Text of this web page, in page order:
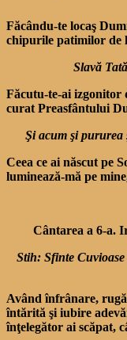
Făcându-te locaş
chipurile patimilor de
Slavă
Făcutu-te-ai izgonitor
curat Preasfântului
Şi acum şi pururea
Ceea ce ai născut pe
luminează-mă pe
Cântarea a 6-a.
Stih: Sfinte
Având înfrânare,
întărită şi iubire
înţelegător ai scăpat,